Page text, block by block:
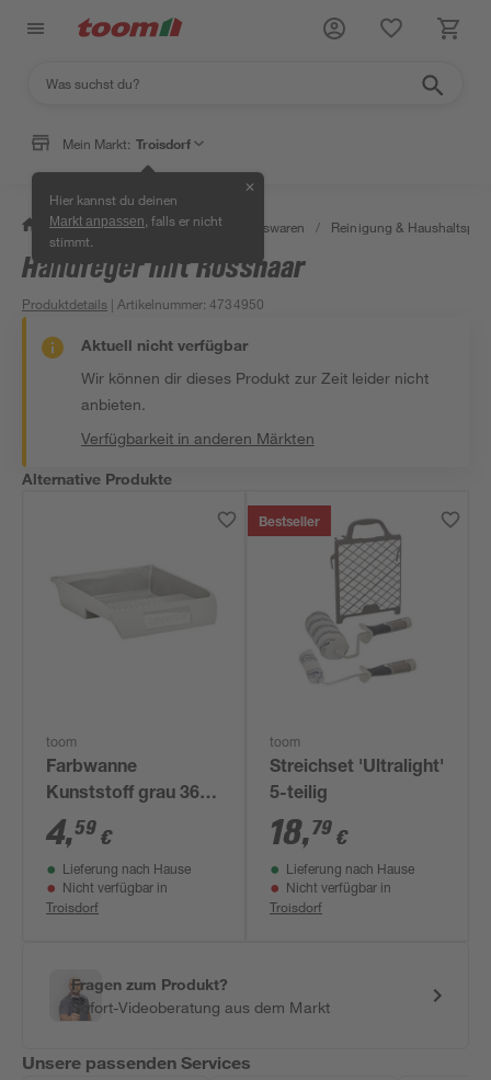
Mein Markt: Troisdorf
Hier kannst du deinen
Markt anpassen , falls er nicht
stimmt.
✕
/ Wohnen & Haushalt / Haushaltswaren / Reinigung &
Handfeger mit Rosshaar
Produktdetails | Artikelnummer:4734950
Aktuell nicht verfügbar
Wir können dir dieses Produkt zur Zeit leider nicht
anbieten.
Verfügbarkeit in anderen Märkten
Alternative Produkte
toom
Farbwanne
Kunststoff grau 36 x
32 cm
4,59 €
Lieferung nach Hause
Nicht verfügbar in
Troisdorf
Bestseller
toom
Streichset 'Ultralight'
5-teilig
18,79 €
Lieferung nach Hause
Nicht verfügbar in
Troisdorf
Fragen zum Produkt?
Sofort-Videoberatung aus dem Markt
Unsere passenden Services